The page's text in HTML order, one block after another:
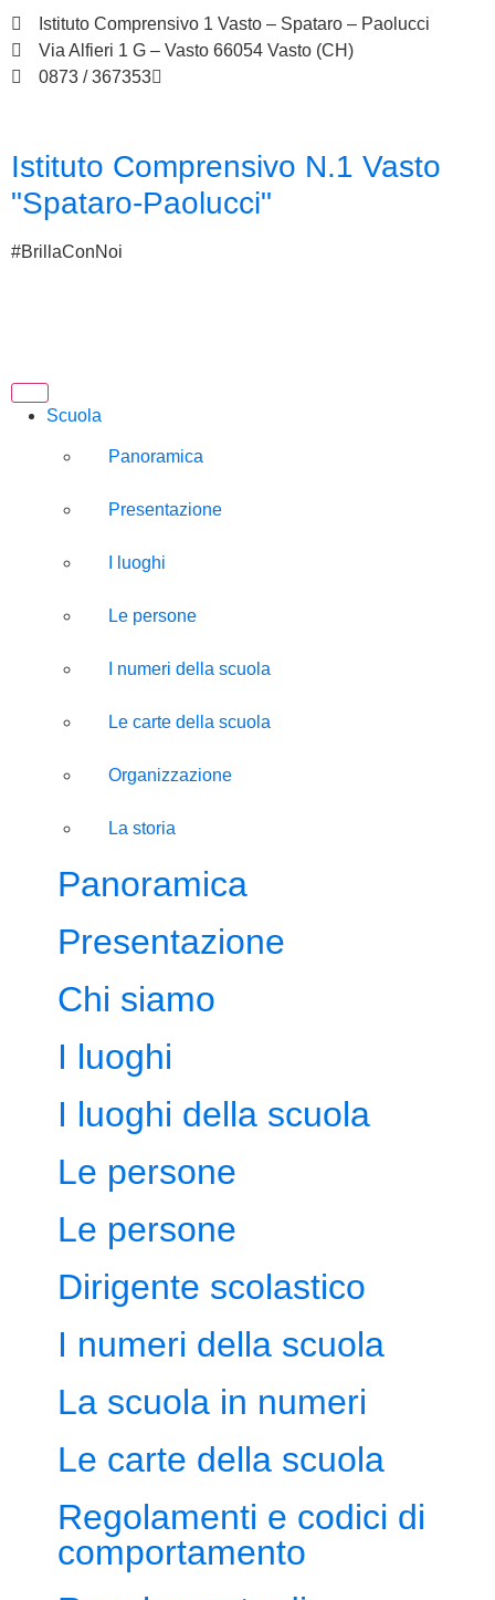
Istituto Comprensivo 1 Vasto – Spataro – Paolucci
Via Alfieri 1 G – Vasto 66054 Vasto (CH)
0873 / 367353
Istituto Comprensivo N.1 Vasto
"Spataro-Paolucci"
#BrillaConNoi
Scuola
Panoramica
Presentazione
I luoghi
Le persone
I numeri della scuola
Le carte della scuola
Organizzazione
La storia
Panoramica
Presentazione
Chi siamo
I luoghi
I luoghi della scuola
Le persone
Le persone
Dirigente scolastico
I numeri della scuola
La scuola in numeri
Le carte della scuola
Regolamenti e codici di
comportamento